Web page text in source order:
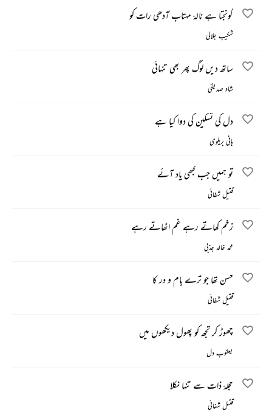
گونجتا ہے نالۂ مہتاب آدھی رات کو
شکیب جلالی
ساتھ دیں لوگ پھر بھی تنہائی
شاد صدیقی
دل کی تسکین کی دوا کیا ہے
ہانی بریلوی
تو ہمیں جب کبھی یاد آئے
قتیل شفائی
زخم کھاتے رہے غم اٹھاتے رہے
محمد خالد جذبی
حسن تھا جو ترے بام و در کا
قتیل شفائی
چھوڑ کر تجھ کو پھول دیکھوں میں
یعقوب دل
حجلۂ ذات سے تنہا نکلا
قتیل شفائی